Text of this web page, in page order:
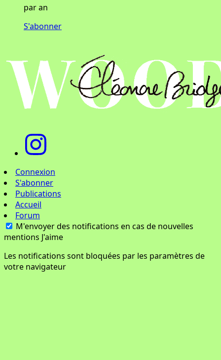
par an
S'abonner
Connexion
S'abonner
Publications
Accueil
Forum
M'envoyer des notifications en cas de nouvelles
mentions J'aime
Les notifications sont bloquées par les paramètres de
votre navigateur